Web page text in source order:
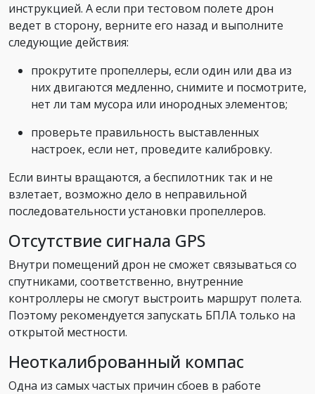
инструкцией. А если при тестовом полете дрон
ведет в сторону, верните его назад и выполните
следующие действия:
прокрутите пропеллеры, если один или два из
них двигаются медленно, снимите и посмотрите,
нет ли там мусора или инородных элементов;
проверьте правильность выставленных
настроек, если нет, проведите калибровку.
Если винты вращаются, а беспилотник так и не
взлетает, возможно дело в неправильной
последовательности установки пропеллеров.
Отсутствие сигнала GPS
Внутри помещений дрон не сможет связываться со
спутниками, соответственно, внутренние
контроллеры не смогут выстроить маршрут полета.
Поэтому рекомендуется запускать БПЛА только на
открытой местности.
Неоткалиброванный компас
Одна из самых частых причин сбоев в работе